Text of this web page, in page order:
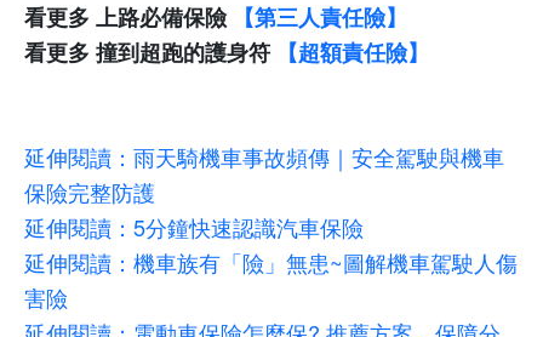
看更多 上路必備保險 【第三人責任險】
看更多 撞到超跑的護身符 【超額責任險】
延伸閱讀： 雨天騎機車事故頻傳｜安全駕駛與機車
保險完整防護
延伸閱讀： 5分鐘快速認識汽車保險
延伸閱讀：機車族有「險」無患~圖解機車駕駛人傷
害險